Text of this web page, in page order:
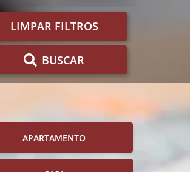
LIMPAR FILTROS
BUSCAR
APARTAMENTO